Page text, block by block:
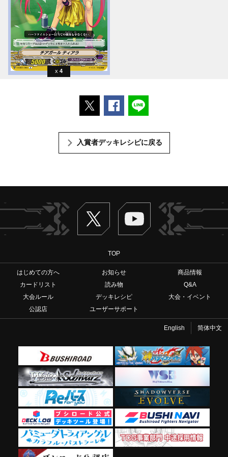
4
ポストするFacebookでシェアする
入賞者デッキレシピに戻る
Twitter ヴァンガードch
TOP
はじめての方へ お知らせ
商品情報
カードリスト
読み物
Q&A
大会ルール
デッキレシピ
大会・イベント
公認店
ユーザーサポート
English 简体中文